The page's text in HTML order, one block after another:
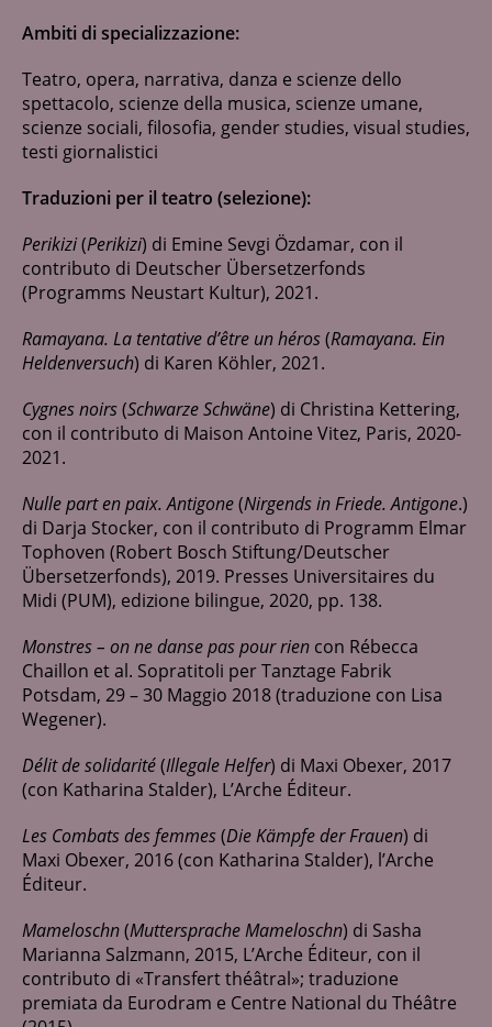
Ambiti di specializzazione:
Teatro, opera, narrativa, danza e scienze dello
spettacolo, scienze della musica, scienze umane,
scienze sociali, filosofia, gender studies, visual studies,
testi giornalistici
Traduzioni per il teatro (selezione):
Perikizi(Perikizi) di Emine Sevgi Özdamar, con il
contributo di Deutscher Übersetzerfonds
(Programms Neustart Kultur), 2021.
Ramayana. La tentative d’être un héros(Ramayana. Ein
Heldenversuch) di Karen Köhler, 2021.
Cygnes noirs(Schwarze Schwäne) di Christina Kettering,
con il contributo di Maison Antoine Vitez, Paris, 2020-
2021.
Nulle part en paix. Antigone(Nirgends in Friede. Antigone.)
di Darja Stocker, con il contributo di Programm Elmar
Tophoven (Robert Bosch Stiftung/Deutscher
Übersetzerfonds), 2019. Presses Universitaires du
Midi (PUM), edizione bilingue, 2020, pp. 138.
Monstres – on ne danse pas pour rien con Rébecca
Chaillon et al. Sopratitoli per Tanztage Fabrik
Potsdam, 29 – 30 Maggio 2018 (traduzione con Lisa
Wegener).
Délit de solidarité(Illegale Helfer) di Maxi Obexer, 2017
(con Katharina Stalder), L’Arche Éditeur.
Les Combats des femmes(Die Kämpfe der Frauen) di
Maxi Obexer, 2016 (con Katharina Stalder), l’Arche
Éditeur.
Mameloschn(Muttersprache Mameloschn) di Sasha
Marianna Salzmann, 2015, L’Arche Éditeur, con il
contributo di «Transfert théâtral»; traduzione
premiata da Eurodram e Centre National du Théâtre